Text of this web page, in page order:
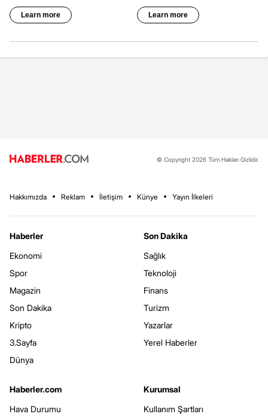
© Copyright 2026 Tüm Hakları Gizlidir.
Hakkımızda Reklam İletişim Künye Yayın İlkeleri
Haberler
Ekonomi
Spor
Magazin
Son Dakika
Kripto
3.Sayfa
Dünya
Son Dakika
Sağlık
Teknoloji
Finans
Turizm
Yazarlar
Yerel Haberler
Haberler.com
Hava Durumu
Kurumsal
Kullanım Şartları